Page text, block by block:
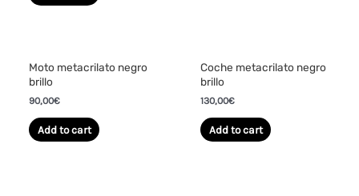
Moto metacrilato negro
brillo
90,00€
Add to cart
Coche metacrilato negro
brillo
130,00€
Add to cart